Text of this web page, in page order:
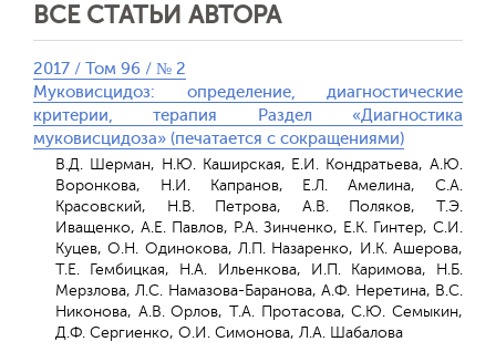
ВСЕ СТАТЬИ АВТОРА
2017 / Том 96 / № 2
Муковисцидоз: определение, диагностические
критерии, терапия Раздел «Диагностика
муковисцидоза» (печатается с сокращениями)
В.Д. Шерман, Н.Ю. Каширская, Е.И. Кондратьева, А.Ю.
Воронкова, Н.И. Капранов, Е.Л. Амелина, С.А.
Красовский, Н.В. Петрова, А.В. Поляков, Т.Э.
Иващенко, А.Е. Павлов, Р.А. Зинченко, Е.К. Гинтер, С.И.
Куцев, О.Н. Одинокова, Л.П. Назаренко, И.К. Ашерова,
Т.Е. Гембицкая, Н.А. Ильенкова, И.П. Каримова, Н.Б.
Мерзлова, Л.С. Намазова-Баранова, А.Ф. Неретина, В.С.
Никонова, А.В. Орлов, Т.А. Протасова, С.Ю. Семыкин,
Д.Ф. Сергиенко, О.И. Симонова, Л.А. Шабалова